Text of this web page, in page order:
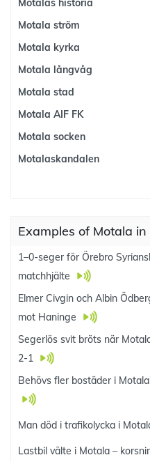
Motalas historia
Motala ström
Motala kyrka
Motala långvåg
Motala stad
Motala AIF FK
Motala socken
Motalaskandalen
Examples of Motala
1–0-seger för Örebro
matchhjälte
Elmer Civgin och Albin
mot Haninge
Segerlös svit bröts när
2-1
Behövs fler bostäder i
Man död i trafikolycka i
Lastbil välte i Motala –